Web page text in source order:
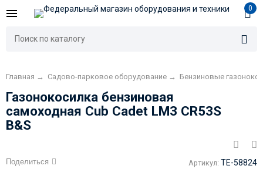
0
Главная → Садово-парковое оборудование → Бензиновые
Газонокосилка бензиновая
самоходная Cub Cadet LM3 CR53S
B&S
Поделиться Артикул: TE-58824